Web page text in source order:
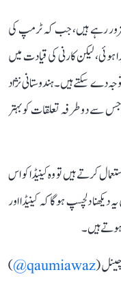
رہے ہیں، جب کہ ٹرمپ کی
ہوئی، لیکن کارنی کی قیادت میں
دے سکتے ہیں۔ ہندوستانی نژاد
جس سے دو طرفہ تعلقات کو بہتر
کرتے ہیں تو وہ کینیڈا کو اس
دلچسپ ہوگا کہ کینیڈا اور
ہوتے ہیں۔
(
qaumiawaz@
)